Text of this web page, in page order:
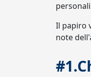
Il papiro
note